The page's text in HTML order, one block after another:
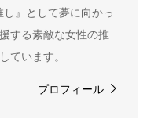
』として夢に向かっ
する素敵な女性の推
ています。
プロフィール